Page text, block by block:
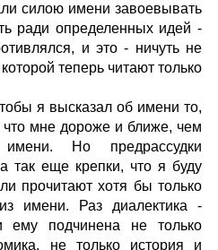
силою имени завоевывать
ради определенных идей -
и это - ничуть не
теперь читают только
я высказал об имени то,
что мне дороже и ближе, чем
Но предрассудки
так еще крепки, что я буду
прочитают хотя бы только
имени. Раз диалектика -
ему подчинена не только
не только история и